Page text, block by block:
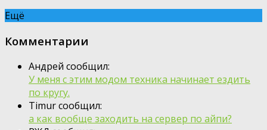
Ещё
Комментарии
Андрей сообщил:
У меня с этим модом техника начинает ездить
по кругу.
Timur сообщил:
а как вообще заходить на сервер по айпи?